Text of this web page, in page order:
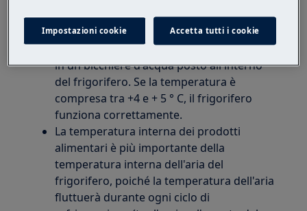
raffreddando correttamente.
Misura la temperatura con un termometro
in un bicchiere d'acqua posto all'interno
del frigorifero. Se la temperatura è
compresa tra +4 e + 5 ° C, il frigorifero
funziona correttamente.
La temperatura interna dei prodotti
alimentari è più importante della
temperatura interna dell'aria del
frigorifero, poiché la temperatura dell'aria
fluttuerà durante ogni ciclo di
Impostazioni cookie Accetta tutti i cookie